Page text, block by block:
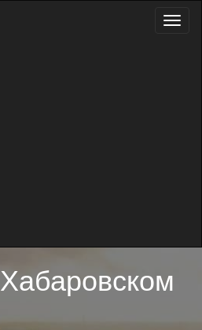
Меню
Хабаровском